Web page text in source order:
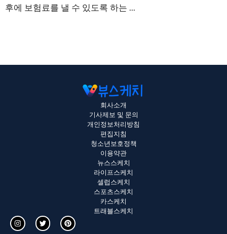
후에 보험료를 낼 수 있도록 하는 ...
회사소개
기사제보 및 문의
개인정보처리방침
편집지침
청소년보호정책
이용약관
뉴스스케치
라이프스케치
셀럽스케치
스포츠스케치
카스케치
트래블스케치